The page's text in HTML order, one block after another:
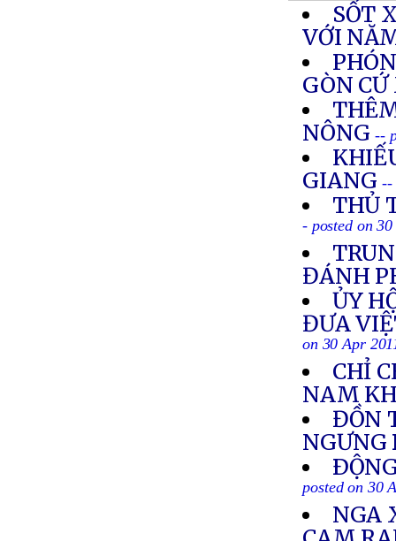
SỐT
VỚI
GÒN
NÔNG --
GIANG --
THỦ
- posted on
ĐÁNH
ỦY
ĐƯA
on 30 Apr
CHỈ
NAM
ĐỒN
posted on 30
NGA